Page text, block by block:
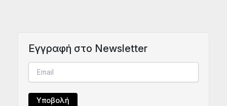
Eγγραφή στο Newsletter